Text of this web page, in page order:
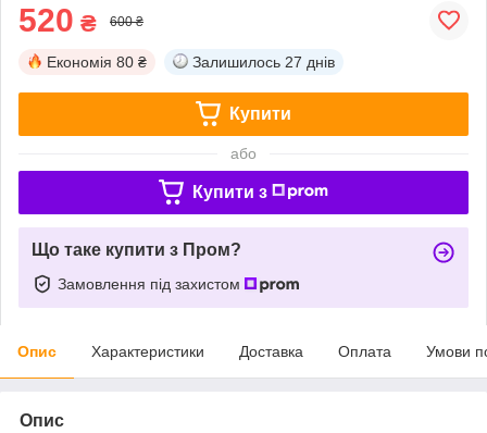
520 ₴ 600 ₴
Економія 80 ₴ Залишилось 27 днів
Купити
або
Купити з
Що таке купити з Пром?
Замовлення під захистом
Опис Характеристики Доставка Оплата Умови
Опис